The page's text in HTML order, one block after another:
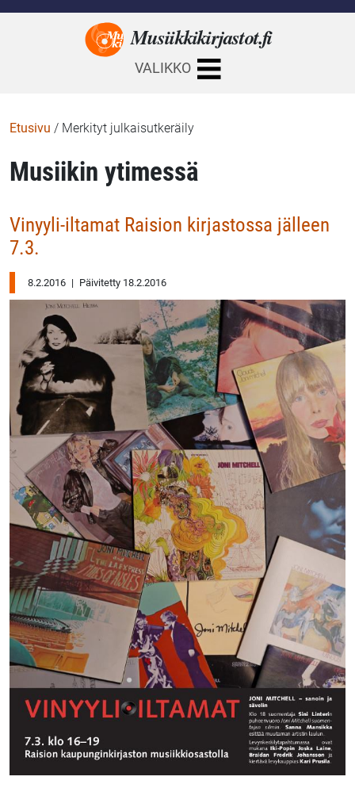
Musiikkikirjastot.fi
VALIKKO
Etusivu / Merkityt julkaisutkeräily
Musiikin ytimessä
Vinyyli-iltamat Raision kirjastossa jälleen
7.3.
8.2.2016 | Päivitetty 18.2.2016